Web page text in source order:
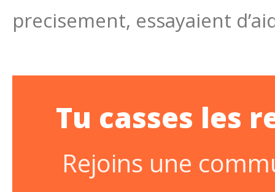
precisement, essayaient
Tu casses les
Rejoins une